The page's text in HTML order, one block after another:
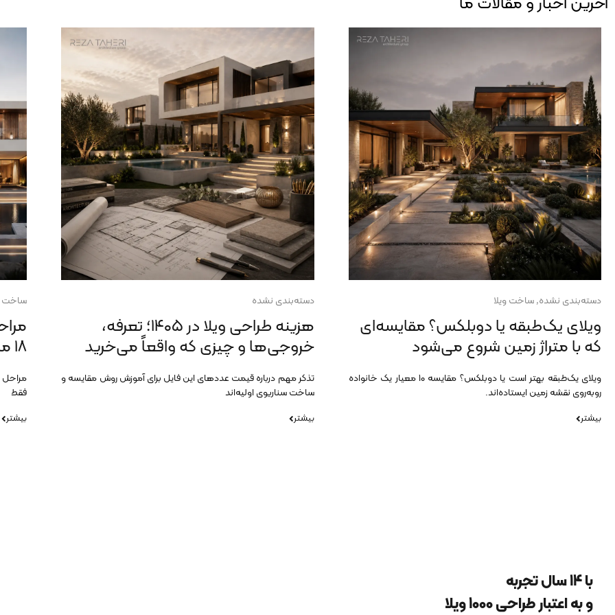
دسته‌بندی نشده,ساخت ویلا
ویلای یک‌طبقه یا دوبلکس؟ مقایسه‌ای
که با متراژ زمین شروع می‌شود
ویلای یک‌طبقه بهتر است یا دوبلکس؟ مقایسه ۱۰ معیار یک خانواده
روبه‌روی نقشه زمین ایستاده‌اند.
بیشتر
دسته‌بندی نشده
هزینه طراحی ویلا در ۱۴۰۵؛ تعرفه،
خروجی‌ها و چیزی که واقعاً می‌خرید
تذکر مهم درباره قیمت عددهای این فایل برای آموزش روش مقایسه و
ساخت سناریوی اولیه‌اند
بیشتر
ساخت
۱۸ مرحله‌ای تا تحویل
فقط
بیشتر
با 14 سال تجربه
و به اعتبار طراحی 1000 ویلا